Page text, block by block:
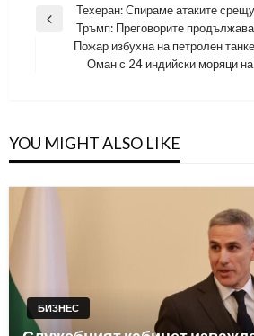
Навигация
Previous
Техеран: Спираме атаките
Тръмп: Преговорите
Пожар избухна на петролен
Оман с 24 индийски моряци
YOU MIGHT ALSO LIKE
БИЗНЕС